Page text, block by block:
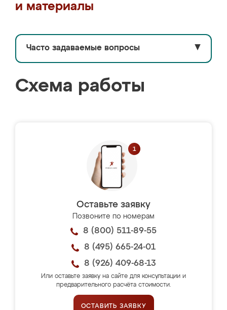
и материалы
Часто задаваемые вопросы ▼
Схема работы
Оставьте заявку
Позвоните по номерам
8 (800) 511-89-55
8 (495) 665-24-01
8 (926) 409-68-13
Или оставьте заявку на сайте для консультации и
предварительного расчёта стоимости.
ОСТАВИТЬ ЗАЯВКУ